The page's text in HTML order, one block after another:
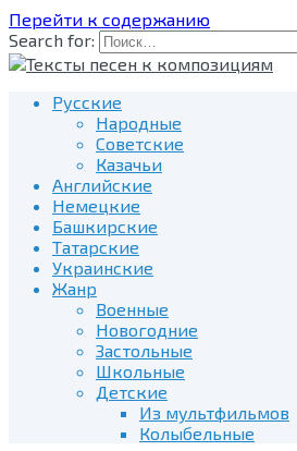
Перейти к содержанию
Search for:
Русские
Народные
Советские
Казачьи
Английские
Немецкие
Башкирские
Татарские
Украинские
Жанр
Военные
Новогодние
Застольные
Школьные
Детские
Из мультфильмов
Колыбельные